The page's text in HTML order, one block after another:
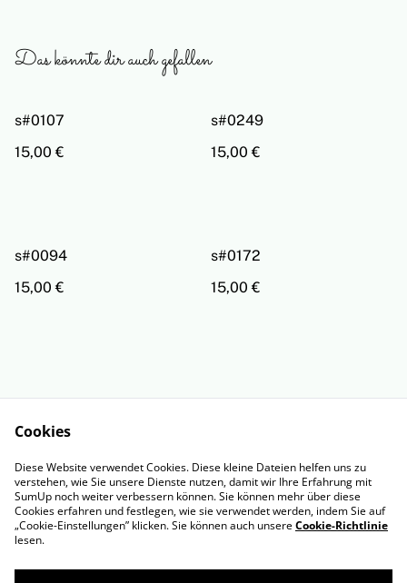
Das könnte dir auch gefallen
s#0107
15,00 €
s#0249
15,00 €
s#0094
15,00 €
s#0172
15,00 €
Bestimmungen
ungen von SumUp
Cookie-Richtlinie
Impressum
Cookies
Diese Website verwendet Cookies. Diese kleine Dateien helfen uns zu
verstehen, wie Sie unsere Dienste nutzen, damit wir Ihre Erfahrung mit
SumUp noch weiter verbessern können. Sie können mehr über diese
Cookies erfahren und festlegen, wie sie verwendet werden, indem Sie auf
„Cookie-Einstellungen” klicken. Sie können auch unsereCookie-Richtlinie
lesen.